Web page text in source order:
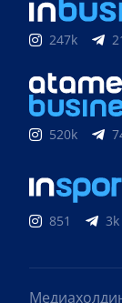
247k
520k
851 3k